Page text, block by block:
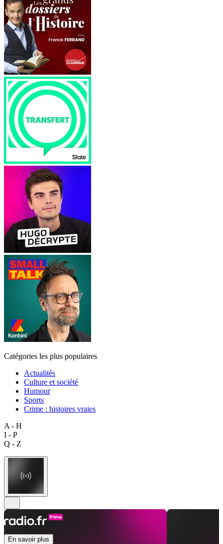
Catégories les plus populaires
Actualités
Culture et société
Humour
Sports
Crime : histoires vraies
A - H
I - P
Q - Z
En savoir plus